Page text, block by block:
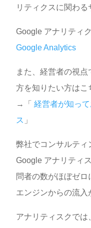
リティクスに関わる
Google アナリティ
Google Analytics
また、経営者の視
方を知りたい方はこ
→「 経営者が知っ
ス 」
弊社でコンサルティ
Google アナリティ
問者の数がほぼゼ
エンジンからの流入
アナリティスクでは